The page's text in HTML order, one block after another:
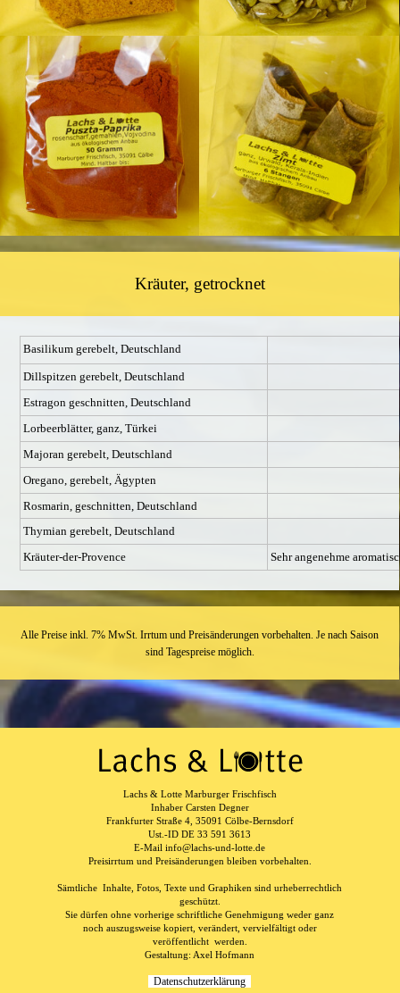
Kräuter, getrocknet
Basilikum gerebelt, Deutschland
Dillspitzen gerebelt, Deutschland
Estragon geschnitten, Deutschland
Lorbeerblätter, ganz, Türkei
Majoran gerebelt, Deutschland
Oregano, gerebelt, Ägypten
Rosmarin, geschnitten, Deutschland
Thymian gerebelt, Deutschland
Kräuter-der-Provence
Sehr angenehme
Alle Preise inkl. 7% MwSt.Irrtum und Preisänderungen vorbehalten.Je nach Saison
sind Tagespreise möglich.
Lachs & Lotte Marburger Frischfisch
Inhaber Carsten Degner
Frankfurter Straße 4, 35091 Cölbe-Bernsdorf
Ust.-ID DE 33 591 3613
E-Mail info@lachs-und-lotte.de
Preisirrtum und Preisänderungen bleiben vorbehalten.
Sämtliche Inhalte, Fotos, Texte und Graphiken sind urheberrechtlich
geschützt.
Sie dürfen ohne vorherige schriftliche Genehmigung weder ganz
noch auszugsweise kopiert, verändert, vervielfältigt oder
veröffentlicht werden.
Gestaltung: Axel Hofmann
Datenschutzerklärung